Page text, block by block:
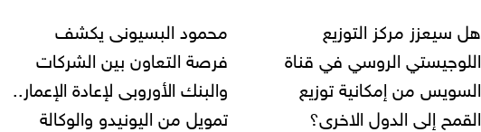
محمود البسيونى يكشف
فرصة التعاون بين الشركات
والبنك الأوروبى لإعادة الإعمار..
تمويل من اليونيدو والوكالة
تطورات كبيرة في عالم اللحوم
المستزرعة.... ومصر قادرة على
إنتاجها خلال الفترة القادمة